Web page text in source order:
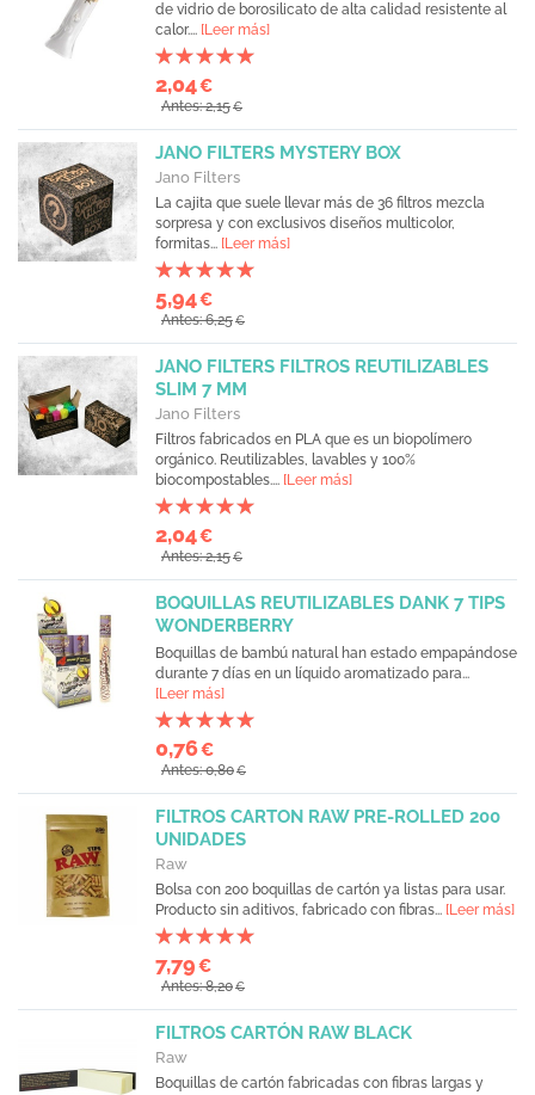
de vidrio de borosilicato de alta calidad resistente al
calor.... [Leer más]
2,04€
Antes: 2,15€
JANO FILTERS MYSTERY BOX
Jano Filters
La cajita que suele llevar más de 36 filtros mezcla
sorpresa y con exclusivos diseños multicolor,
formitas... [Leer más]
5,94€
Antes: 6,25€
JANO FILTERS FILTROS REUTILIZABLES
SLIM 7 MM
Jano Filters
Filtros fabricados en PLA que es un biopolímero
orgánico. Reutilizables, lavables y 100%
biocompostables.... [Leer más]
2,04€
Antes: 2,15€
BOQUILLAS REUTILIZABLES DANK 7 TIPS
WONDERBERRY
Boquillas de bambú natural han estado empapándose
durante 7 días en un líquido aromatizado para...
[Leer más]
0,76€
Antes: 0,80€
FILTROS CARTON RAW PRE-ROLLED 200
UNIDADES
Raw
Bolsa con 200 boquillas de cartón ya listas para usar.
Producto sin aditivos, fabricado con fibras... [Leer más]
7,79€
Antes: 8,20€
FILTROS CARTÓN RAW BLACK
Raw
Boquillas de cartón fabricadas con fibras largas y